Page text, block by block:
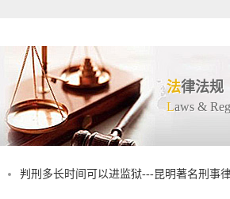
法律法规
Laws &
判刑多长时间可以进监狱---昆明著名刑事